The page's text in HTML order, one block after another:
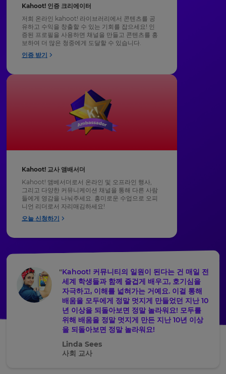
Kahoot! 인증 크리에이터
저희 온라인 kahoot! 라이브러리에서 콘텐츠를 공
유하고 수익을 창출할 수 있는 기회를 잡으세요! 인
증된 프로필을 사용하면 채널을 만들고 콘텐츠를 홍
보하여 ​​더 많은 청중에게 도달할 수 있습니다.
인증 받기
Kahoot! 교사 앰배서더
Kahoot! 앰베서더로서 온라인 및 오프라인 행사,
그리고 다양한 커뮤니케이션 채널을 통해 다른 사람
들에게 영감을 나눠주세요. 흥미로운 수업으로 오피
니언 리더로서 자리매김하세요!
오늘 신청하기
Kahoot! 커뮤니티의 일원이 된다는 건 매일 전
세계 학생들과 함께 즐겁게 배우고, 호기심을
자극하고, 이해를 넓혀가는 거예요. 이걸 통해
배움을 모두에게 정말 멋지게 만들었던 지난 10
년 이상을 되돌아보면 정말 놀라워요! 모두를
위해 배움을 정말 멋지게 만든 지난 10년 이상
을 되돌아보면 정말 놀라워요!
Linda Sees
사회 교사